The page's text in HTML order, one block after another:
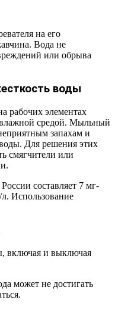
на его
Вода не
или обрыва
воды
рабочих элементах
средой. Мыльный
запахам и
Для решения этих
смягчители или
составляет 7 мг-
Использование
включая и выключая
может не достигать